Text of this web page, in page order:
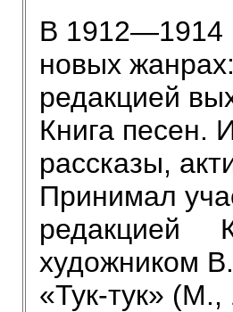
В 1912—1914
новых
редакцией
Книга песен.
рассказы,
Принимал
редакцией К.
художником
«Тук-тук»